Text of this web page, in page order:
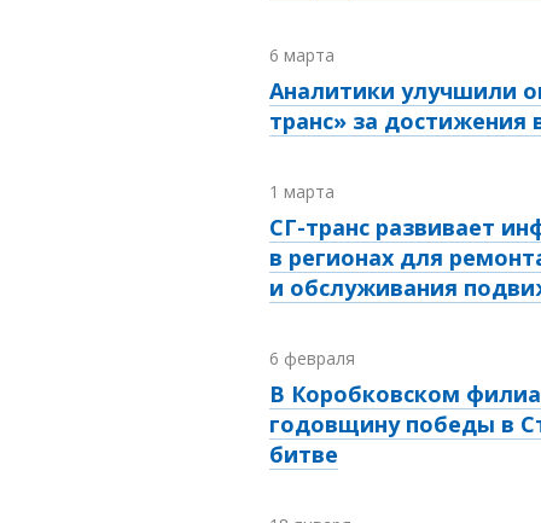
6 марта
Аналитики улучшили
транс» за достижения
1 марта
СГ-транс развивает
в регионах для
и обслуживания
6 февраля
В Коробковском
годовщину победы в
битве